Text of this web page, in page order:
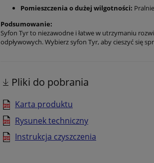
Pomieszczenia o dużej wilgotności:
Podsumowanie:
Syfon Tyr to niezawodne i łatwe w utrzymaniu
odpływowych. Wybierz syfon Tyr, aby cieszyć się
Pliki do pobrania
Karta produktu
Rysunek techniczny
Instrukcja czyszczenia